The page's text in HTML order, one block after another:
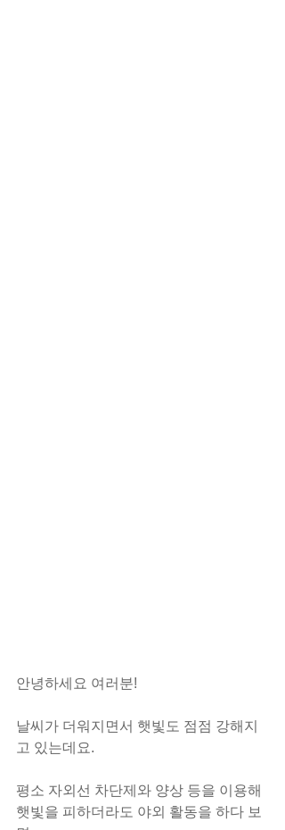
안녕하세요 여러분!
날씨가 더워지면서 햇빛도 점점 강해지
고 있는데요.
평소 자외선 차단제와 양상 등을 이용해
햇빛을 피하더라도 야외 활동을 하다 보